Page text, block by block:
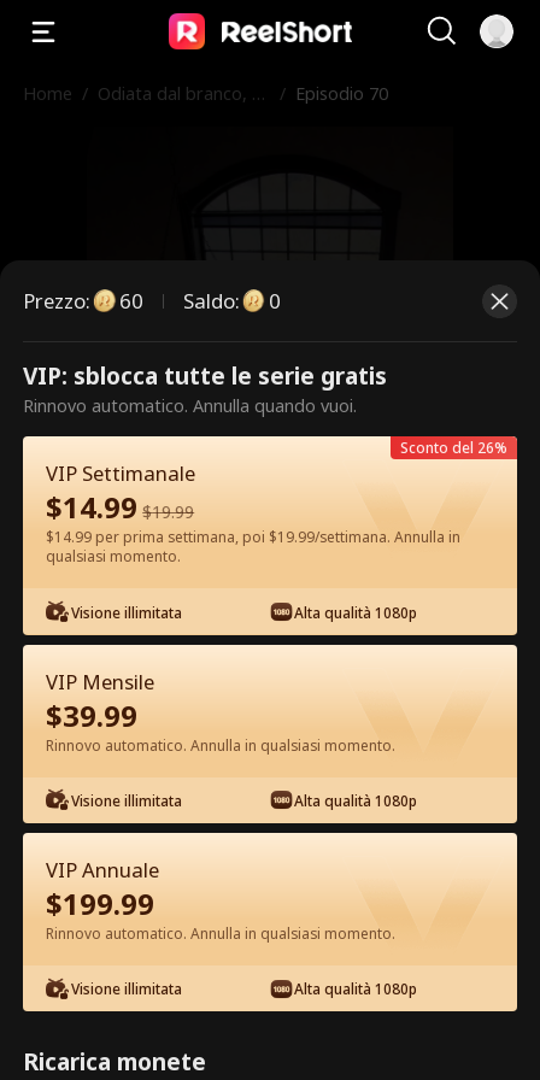
Home / Odiata dal branco, a
/ Episodio 70
Questi sono episodi a pagamento.
Sblocca per guardare.
60 Sblocca ora
Guarda gratis nell'App
Episodio 70 - Odiata dal branco,
amata dall'Alfa Film completo
0-49 50-70 Tutti gli episodi
66 67 68 69 70
Prezzo: 60 Saldo: 0
VIP: sblocca tutte le serie gratis
Rinnovo automatico. Annulla quando vuoi.
VIP Settimanale
$14.99 $19.99
$14.99 per prima settimana, poi $19.99/settimana. Annulla in
qualsiasi momento.
Visione illimitata Alta qualità 1080p
Sconto del 26%
VIP Mensile
$39.99
Rinnovo automatico. Annulla in qualsiasi momento.
Visione illimitata Alta qualità 1080p
VIP Annuale
$199.99
Rinnovo automatico. Annulla in qualsiasi momento.
Visione illimitata Alta qualità 1080p
Ricarica monete